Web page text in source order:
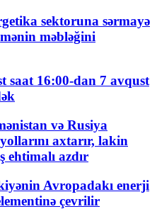
sektoruna sərmayə
məbləğini
saat 16:00-dan 7 avqust
və Rusiya
axtarır, lakin
ehtimalı azdır
Avropadakı enerji
çevrilir